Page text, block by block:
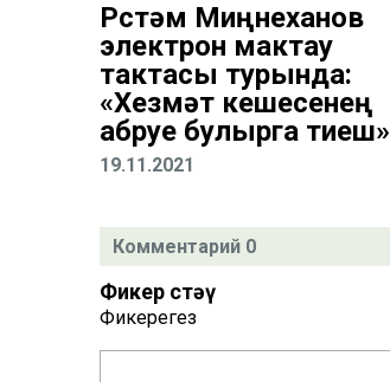
Рөстәм Миңнеханов
электрон мактау
тактасы турында:
«Хезмәт кешесенең
абруе булырга тиеш»
19.11.2021
Комментарий 0
Фикер өстәү
Фикерегез